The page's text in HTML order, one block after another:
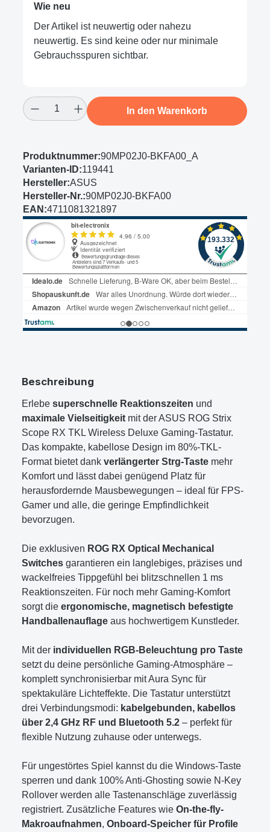
Wie neu
Der Artikel ist neuwertig oder nahezu
neuwertig. Es sind keine oder nur minimale
Gebrauchsspuren sichtbar.
Produkt Anzahl: Gib den gewünschten
In den Warenkorb
Produktnummer:90MP02J0-BKFA00_A
Varianten-ID:119441
Hersteller:ASUS
Hersteller-Nr.:90MP02J0-BKFA00
EAN:4711081321897
Beschreibung
Erlebe superschnelle Reaktionszeiten und
maximale Vielseitigkeit mit der ASUS ROG Strix
Scope RX TKL Wireless Deluxe Gaming-Tastatur.
Das kompakte, kabellose Design im 80%-TKL-
Format bietet dank verlängerter Strg-Taste mehr
Komfort und lässt dabei genügend Platz für
herausfordernde Mausbewegungen – ideal für FPS-
Gamer und alle, die geringe Empfindlichkeit
bevorzugen.
Die exklusiven ROG RX Optical Mechanical
Switches garantieren ein langlebiges, präzises und
wackelfreies Tippgefühl bei blitzschnellen 1 ms
Reaktionszeiten. Für noch mehr Gaming-Komfort
sorgt die ergonomische, magnetisch befestigte
Handballenauflage aus hochwertigem Kunstleder.
Mit der individuellen RGB-Beleuchtung pro Taste
setzt du deine persönliche Gaming-Atmosphäre –
komplett synchronisierbar mit Aura Sync für
spektakuläre Lichteffekte. Die Tastatur unterstützt
drei Verbindungsmodi: kabelgebunden, kabellos
über 2,4 GHz RF und Bluetooth 5.2 – perfekt für
flexible Nutzung zuhause oder unterwegs.
Für ungestörtes Spiel kannst du die Windows-Taste
sperren und dank 100% Anti-Ghosting sowie N-Key
Rollover werden alle Tastenanschläge zuverlässig
registriert. Zusätzliche Features wie On-the-fly-
Makroaufnahmen, Onboard-Speicher für Profile